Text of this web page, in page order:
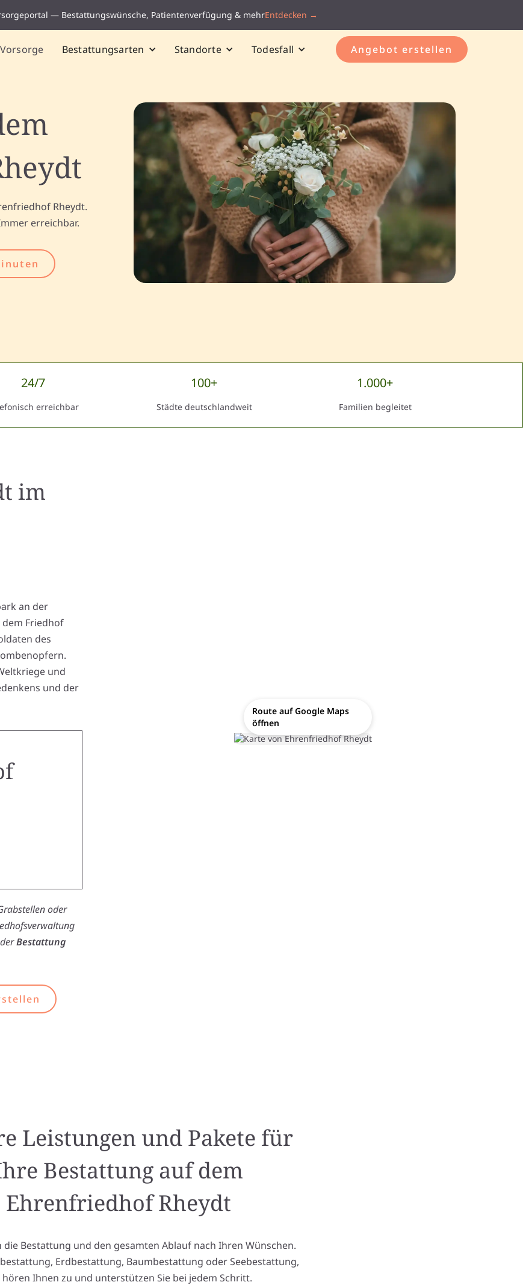
— Bestattungswünsche, Patientenverfügung & mehrEntdecken →
Vorsorge Bestattungsarten Standorte Todesfall Angebot erstellen
Rheydt.
erreichbar.
24/7
erreichbar
100+
Städte deutschlandweit
1.000+
Familien begleitet
im
an der
Friedhof
des
und
und der
oder
Bestattung
Route auf Google Maps
öffnen
Leistungen und Pakete für
Bestattung auf dem
Ehrenfriedhof Rheydt
die Bestattung und den gesamten Ablauf nach Ihren Wünschen.
Erdbestattung, Baumbestattung oder Seebestattung,
Ihnen zu und unterstützen Sie bei jedem Schritt.